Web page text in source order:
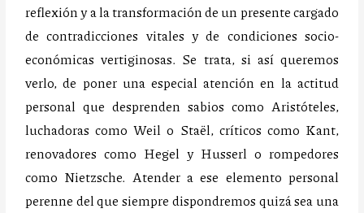
reflexión y a la transformación de un presente cargado
de contradicciones vitales y de condiciones socio-
económicas vertiginosas. Se trata, si así queremos
verlo, de poner una especial atención en la actitud
personal que desprenden sabios como Aristóteles,
luchadoras como Weil o Staël, críticos como Kant,
renovadores como Hegel y Husserl o rompedores
como Nietzsche. Atender a ese elemento personal
perenne del que siempre dispondremos quizá sea una